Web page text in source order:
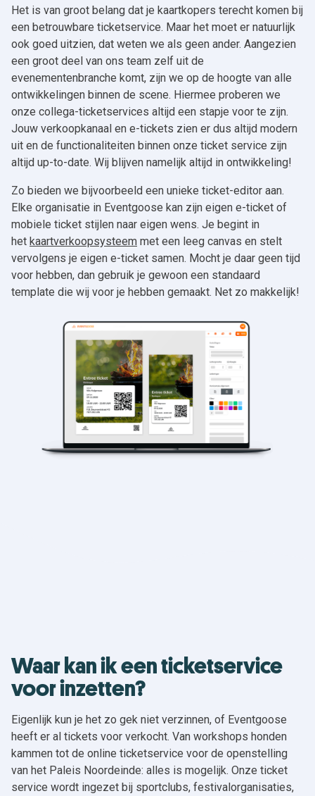
Het is van groot belang dat je kaartkopers terecht komen bij
een betrouwbare ticketservice. Maar het moet er natuurlijk
ook goed uitzien, dat weten we als geen ander. Aangezien
een groot deel van ons team zelf uit de
evenementenbranche komt, zijn we op de hoogte van alle
ontwikkelingen binnen de scene. Hiermee proberen we
onze collega-ticketservices altijd een stapje voor te zijn.
Jouw verkoopkanaal en e-tickets zien er dus altijd modern
uit en de functionaliteiten binnen onze ticket service zijn
altijd up-to-date. Wij blijven namelijk altijd in ontwikkeling!
Zo bieden we bijvoorbeeld een unieke ticket-editor aan.
Elke organisatie in Eventgoose kan zijn eigen e-ticket of
mobiele ticket stijlen naar eigen wens. Je begint in
het kaartverkoopsysteem met een leeg canvas en stelt
vervolgens je eigen e-ticket samen. Mocht je daar geen tijd
voor hebben, dan gebruik je gewoon een standaard
template die wij voor je hebben gemaakt. Net zo makkelijk!
Waar kan ik een ticketservice
voor inzetten?
Eigenlijk kun je het zo gek niet verzinnen, of Eventgoose
heeft er al tickets voor verkocht. Van workshops honden
kammen tot de online ticketservice voor de openstelling
van het Paleis Noordeinde: alles is mogelijk. Onze ticket
service wordt ingezet bij sportclubs, festivalorganisaties,